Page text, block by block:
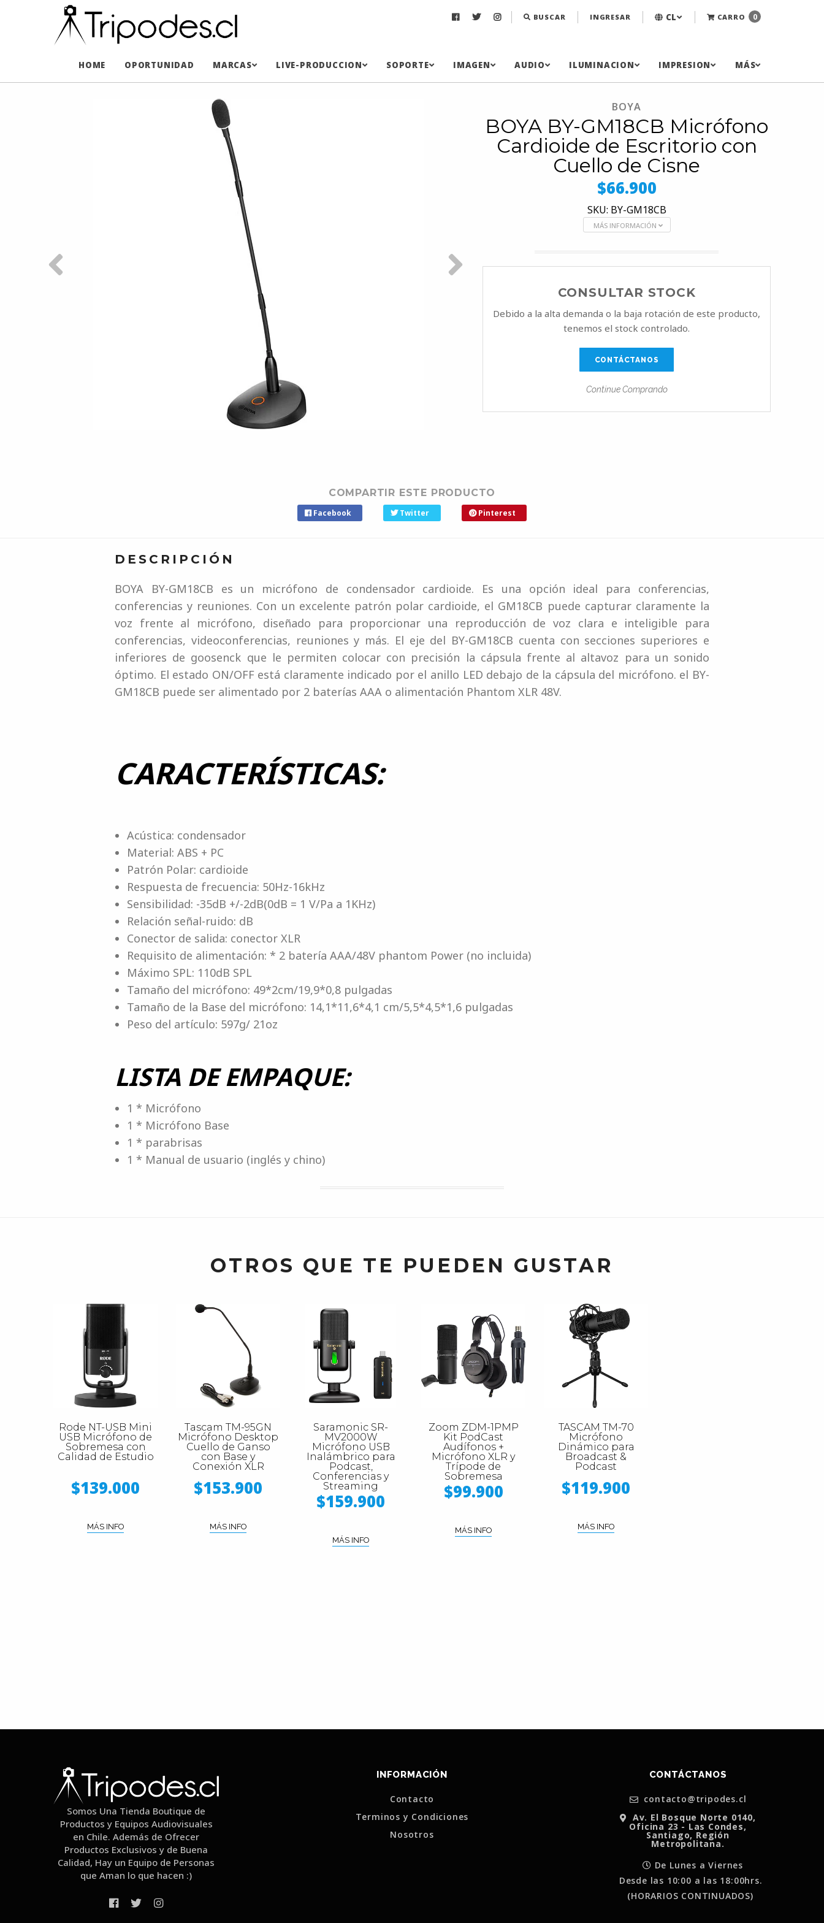
BUSCAR INGRESAR CL CARRO 0
HOME OPORTUNIDAD MARCAS LIVE-PRODUCCION SOPORTE IMAGEN AUDIO ILUMINACION IMPRESION MÁS
BOYA
BOYA BY-GM18CB Micrófono
Cardioide de Escritorio con
Cuello de Cisne
$66.900
SKU: BY-GM18CB
MÁS INFORMACIÓN
CONSULTAR STOCK
Debido a la alta demanda o la baja rotación de este producto,
tenemos el stock controlado.
CONTÁCTANOS
Continue Comprando
COMPARTIR ESTE PRODUCTO
Facebook Twitter Pinterest
DESCRIPCIÓN
BOYA BY-GM18CB es un micrófono de condensador cardioide. Es una opción ideal para conferencias,
conferencias y reuniones. Con un excelente patrón polar cardioide, el GM18CB puede capturar claramente la
voz frente al micrófono, diseñado para proporcionar una reproducción de voz clara e inteligible para
conferencias, videoconferencias, reuniones y más. El eje del BY-GM18CB cuenta con secciones superiores e
inferiores de goosenck que le permiten colocar con precisión la cápsula frente al altavoz para un sonido
óptimo. El estado ON/OFF está claramente indicado por el anillo LED debajo de la cápsula del micrófono. el BY-
GM18CB puede ser alimentado por 2 baterías AAA o alimentación Phantom XLR 48V.
CARACTERÍSTICAS:
Acústica: condensador
Material: ABS + PC
Patrón Polar: cardioide
Respuesta de frecuencia: 50Hz-16kHz
Sensibilidad: -35dB +/-2dB(0dB = 1 V/Pa a 1KHz)
Relación señal-ruido: dB
Conector de salida: conector XLR
Requisito de alimentación: * 2 batería AAA/48V phantom Power (no incluida)
Máximo SPL: 110dB SPL
Tamaño del micrófono: 49*2cm/19,9*0,8 pulgadas
Tamaño de la Base del micrófono: 14,1*11,6*4,1 cm/5,5*4,5*1,6 pulgadas
Peso del artículo: 597g/ 21oz
LISTA DE EMPAQUE:
1 * Micrófono
1 * Micrófono Base
1 * parabrisas
1 * Manual de usuario (inglés y chino)
OTROS QUE TE PUEDEN GUSTAR
Rode NT-USB Mini
USB Micrófono de
Sobremesa con
Calidad de Estudio
$139.000
MÁS INFO
Tascam TM-95GN
Micrófono Desktop
Cuello de Ganso
con Base y
Conexión XLR
$153.900
MÁS INFO
Saramonic SR-
MV2000W
Micrófono USB
Inalámbrico para
Podcast,
Conferencias y
Streaming
$159.900
MÁS INFO
Zoom ZDM-1PMP
Kit PodCast
Audífonos +
Micrófono XLR y
Trípode de
Sobremesa
$99.900
MÁS INFO
TASCAM TM-70
Micrófono
Dinámico para
Broadcast &
Podcast
$119.900
MÁS INFO
Somos Una Tienda Boutique de
Productos y Equipos Audiovisuales
en Chile. Además de Ofrecer
Productos Exclusivos y de Buena
Calidad, Hay un Equipo de Personas
que Aman lo que hacen :)
INFORMACIÓN
Contacto
Terminos y Condiciones
Nosotros
CONTÁCTANOS
contacto@tripodes.cl
Av. El Bosque Norte 0140,
Oficina 23 - Las Condes,
Santiago, Región
Metropolitana.
De Lunes a Viernes
Desde las 10:00 a las 18:00hrs.
(HORARIOS CONTINUADOS)